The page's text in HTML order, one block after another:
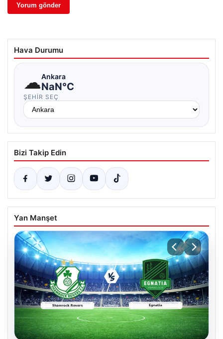
Hava Durumu
☁Ankara
NaN°C
ŞEHIR SEÇ
Bizi Takip Edin
Yan Manşet